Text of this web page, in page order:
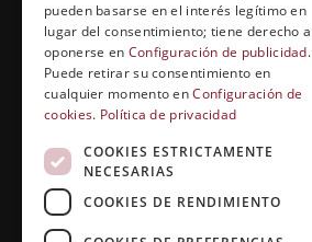
EL RINCÓN DEL ALUMNO
Conócenos
Preguntas y respuestas
Clases virtuales
pueden basarse en el interés legítimo en
lugar del consentimiento; tiene derecho a
oponerse en Configuración de publicidad.
Puede retirar su consentimiento en
cualquier momento enConfiguración de
cookies. Política de privacidad
COOKIES ESTRICTAMENTE
NECESARIAS
COOKIES DE RENDIMIENTO